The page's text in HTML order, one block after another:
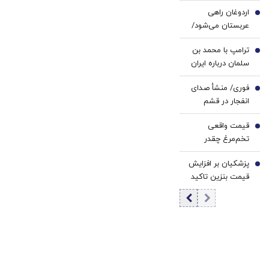
کرد
اردوغان راهی
عربستان می‌شود/
دیدار با محمد
بن‌سلمان در ریاض
3
ترامپ با محمد بن
سلمان درباره ایران
گفت‌وگو می‌کند/
جزئیات تماس
تلفنی
4
فوری/ منشأ صدای
انفجار در قشم
مشخص شد/ مقابه
با اهداف دشمن در
ورودی تنگه هرمز
5
قیمت واقعی
تخم‌مرغ چقدر
است؟/ مصرف
روزانه ۳ هزار و ۳۰۰
تن تخم مرغ در
6
پزشکیان بر افزایش
قیمت بنزین تاکید
7